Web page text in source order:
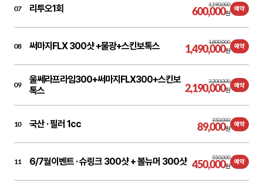
07 리투오1회 1,190,000
600,000원
예약
08 써마지FLX 300샷 +물광+스킨보톡스 1,800,000
1,490,000원
예약
09
울쎄라프라임300+써마지FLX300+스킨보
톡스
3,200,000
2,190,000원
예약
10 국산 ·필러 1cc 150,000
89,000원
예약
11 6/7월이벤트 ·슈링크 300샷 + 볼뉴머 300샷 550,000
450,000원
예약